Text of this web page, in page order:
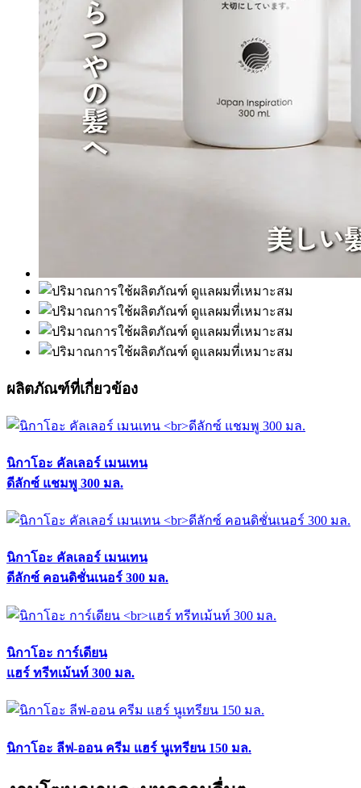
ผลิตภัณฑ์ที่เกี่ยวข้อง
นิกาโอะ คัลเลอร์ เมนเทน
ดีลักซ์ แชมพู 300 มล.
นิกาโอะ คัลเลอร์ เมนเทน
ดีลักซ์ คอนดิชั่นเนอร์ 300 มล.
นิกาโอะ การ์เดียน
แฮร์ ทรีทเม้นท์ 300 มล.
นิกาโอะ ลีฟ-ออน ครีม แฮร์ นูเทรียน 150 มล.